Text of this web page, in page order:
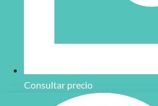
Consultar precio